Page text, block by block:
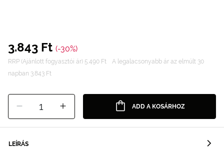
3.843 Ft (-30%)
RRP (Ajánlott fogyasztói ár) 5.490 Ft
A legalacsonyabb ár az elmúlt 30
napban 3.843 Ft
1 ADD A KOSÁRHOZ
LEÍRÁS